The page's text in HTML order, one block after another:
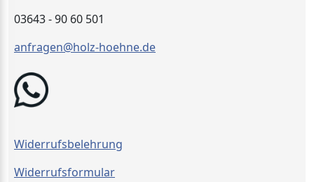
03643 - 90 60 501
anfragen@holz-hoehne.de
Widerrufsbelehrung
Widerrufsformular